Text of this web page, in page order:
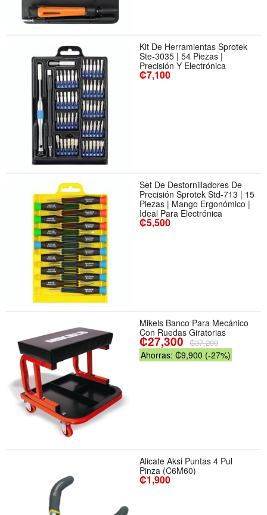
Kit De Herramientas Sprotek
Ste-3035 | 54 Piezas |
Precisión Y Electrónica
₡7,100
Set De Destornilladores De
Precisión Sprotek Std-713 | 15
Piezas | Mango Ergonómico |
Ideal Para Electrónica
₡5,500
Mikels Banco Para Mecánico
Con Ruedas Giratorias
₡27,300 ₡37,200
Ahorras: ₡9,900 (-27%)
Alicate Aksi Puntas 4 Pul
Pinza (C6M60)
₡1,900